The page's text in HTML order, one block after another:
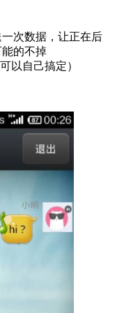
次数据，让正在后
的不掉
以自己搞定）